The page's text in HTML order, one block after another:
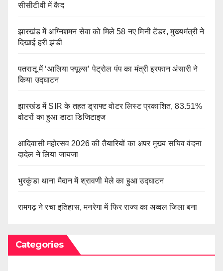
सीसीटीवी में कैद
झारखंड में अग्निशमन सेवा को मिले 58 नए मिनी टेंडर, मुख्यमंत्री ने
दिखाई हरी झंडी
पतरातू में ‘आलिया फ्यूल्स’ पेट्रोल पंप का मंत्री इरफान अंसारी ने
किया उद्घाटन
झारखंड में SIR के तहत ड्राफ्ट वोटर लिस्ट प्रकाशित, 83.51%
वोटरों का हुआ डाटा डिजिटाइज
आदिवासी महोत्सव 2026 की तैयारियों का अपर मुख्य सचिव वंदना
दादेल ने लिया जायजा
भुरकुंडा थाना मैदान में श्रावणी मेले का हुआ उद्घाटन
रामगढ़ ने रचा इतिहास, मनरेगा में फिर राज्य का अव्वल जिला बना
Categories